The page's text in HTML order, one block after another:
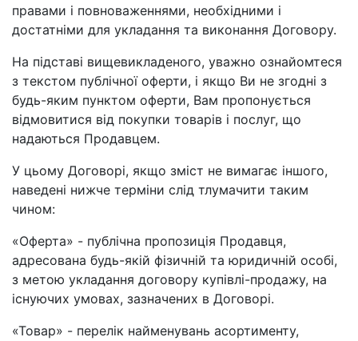
правами і повноваженнями, необхідними і
достатніми для укладання та виконання Договору.
На підставі вищевикладеного, уважно ознайомтеся
з текстом публічної оферти, і якщо Ви не згодні з
будь-яким пунктом оферти, Вам пропонується
відмовитися від покупки товарів і послуг, що
надаються Продавцем.
У цьому Договорі, якщо зміст не вимагає іншого,
наведені нижче терміни слід тлумачити таким
чином:
«Оферта» - публічна пропозиція Продавця,
адресована будь-якій фізичній та юридичній особі,
з метою укладання договору купівлі-продажу, на
існуючих умовах, зазначених в Договорі.
«Товар» - перелік найменувань асортименту,